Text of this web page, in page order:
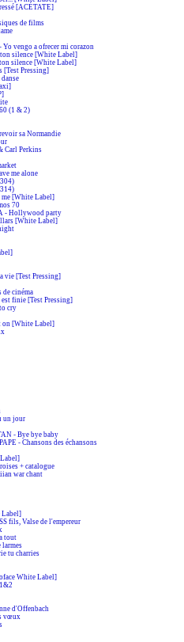
[ACÉTATE]
de films
vengo a ofrecer mi corazon
silence [White Label]
silence [White Label]
[Test Pressing]
(1 & 2)
sa Normandie
Carl Perkins
me alone
[White Label]
70
- Hollywood party
[White Label]
vie [Test Pressing]
de cinéma
finie [Test Pressing]
cry
on [White Label]
un jour
- Bye bye baby
- Chansons des échansons
+ catalogue
war chant
Label]
fils, Valse de l'empereur
tout
larmes
tu charries
White Label]
d'Offenbach
vœux